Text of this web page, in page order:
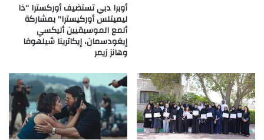
أوبرا دبي تستضيف أوركسترا “ذا
ليميتلس أوركيسترا” بمشاركة
ألمع الموسيقيين أليكسي
إيغودسمان، إيكاترينا شيلهوفا
وهانز زيمر